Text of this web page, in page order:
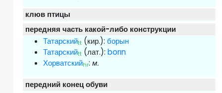
клюв птицы
передняя часть какой-либо конструкции
Татарскийtt (кир.):борын
Татарскийtt (лат.):borın
Хорватскийhr:м.
передний конец обуви